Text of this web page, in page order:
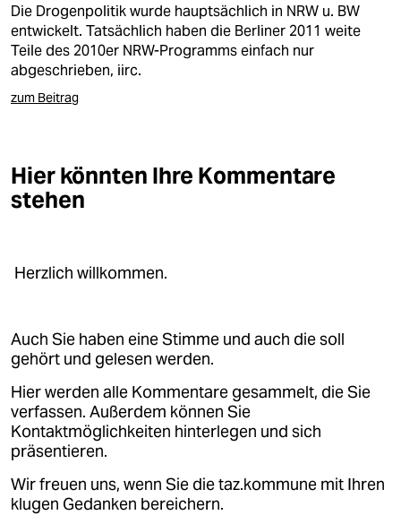
Die Drogenpolitik wurde hauptsächlich in NRW u. BW
entwickelt. Tatsächlich haben die Berliner 2011 weite
Teile des 2010er NRW-Programms einfach nur
abgeschrieben, iirc.
zum Beitrag
Hier könnten Ihre Kommentare
stehen
Herzlich willkommen.
Auch Sie haben eine Stimme und auch die soll
gehört und gelesen werden.
Hier werden alle Kommentare gesammelt, die Sie
verfassen. Außerdem können Sie
Kontaktmöglichkeiten hinterlegen und sich
präsentieren.
Wir freuen uns, wenn Sie die taz.kommune mit Ihren
klugen Gedanken bereichern.